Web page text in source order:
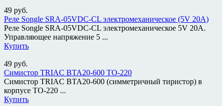
49 руб.
Реле Songle SRA-05VDC-CL электромеханическое (5V 20A)
Реле Songle SRA-05VDC-CL электромеханическое 5V 20A.
Управляющее напряжение 5 ...
Купить
49 руб.
Симистор TRIAC BTA20-600 TO-220
Симистор TRIAC BTA20-600 (симметричный тиристор) в
корпусе TO-220 ...
Купить